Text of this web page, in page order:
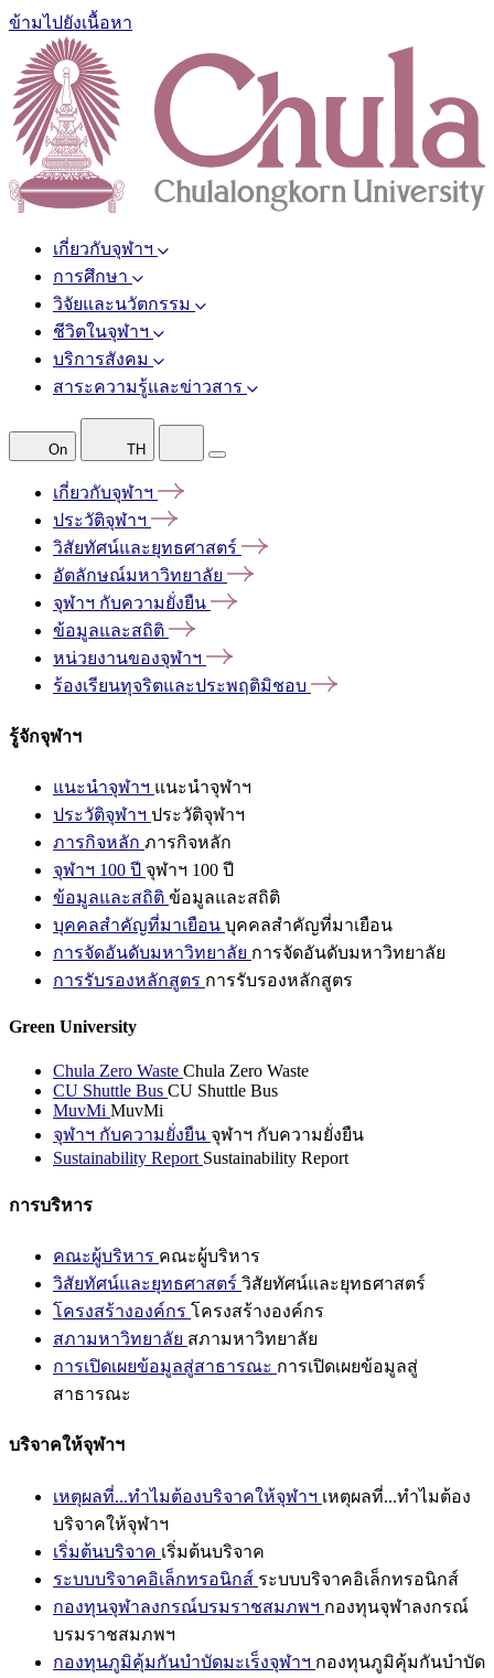
ข้ามไปยังเนื้อหา
เกี่ยวกับจุฬาฯ
การศึกษา
วิจัยและนวัตกรรม
ชีวิตในจุฬาฯ
บริการสังคม
สาระความรู้และข่าวสาร
On TH
เกี่ยวกับจุฬาฯ
ประวัติจุฬาฯ
วิสัยทัศน์และยุทธศาสตร์
อัตลักษณ์มหาวิทยาลัย
จุฬาฯ กับความยั่งยืน
ข้อมูลและสถิติ
หน่วยงานของจุฬาฯ
ร้องเรียนทุจริตและประพฤติมิชอบ
รู้จักจุฬาฯ
แนะนำจุฬาฯ แนะนำจุฬาฯ
ประวัติจุฬาฯ ประวัติจุฬาฯ
ภารกิจหลัก ภารกิจหลัก
จุฬาฯ 100 ปี จุฬาฯ 100 ปี
ข้อมูลและสถิติ ข้อมูลและสถิติ
บุคคลสำคัญที่มาเยือน บุคคลสำคัญที่มาเยือน
การจัดอันดับมหาวิทยาลัย การจัดอันดับมหาวิทยาลัย
การรับรองหลักสูตร การรับรองหลักสูตร
Green University
Chula Zero Waste Chula Zero Waste
CU Shuttle Bus CU Shuttle Bus
MuvMi MuvMi
จุฬาฯ กับความยั่งยืน จุฬาฯ กับความยั่งยืน
Sustainability Report Sustainability Report
การบริหาร
คณะผู้บริหาร คณะผู้บริหาร
วิสัยทัศน์และยุทธศาสตร์ วิสัยทัศน์และยุทธศาสตร์
โครงสร้างองค์กร โครงสร้างองค์กร
สภามหาวิทยาลัย สภามหาวิทยาลัย
การเปิดเผยข้อมูลสู่สาธารณะ การเปิดเผยข้อมูลสู่
สาธารณะ
บริจาคให้จุฬาฯ
เหตุผลที่...ทำไมต้องบริจาคให้จุฬาฯ เหตุผลที่...ทำไมต้อง
บริจาคให้จุฬาฯ
เริ่มต้นบริจาค เริ่มต้นบริจาค
ระบบบริจาคอิเล็กทรอนิกส์ ระบบบริจาคอิเล็กทรอนิกส์
กองทุนจุฬาลงกรณ์บรมราชสมภพฯ กองทุนจุฬาลงกรณ์
บรมราชสมภพฯ
กองทุนภูมิคุ้มกันบำบัดมะเร็งจุฬาฯ กองทุนภูมิคุ้มกันบำบัด